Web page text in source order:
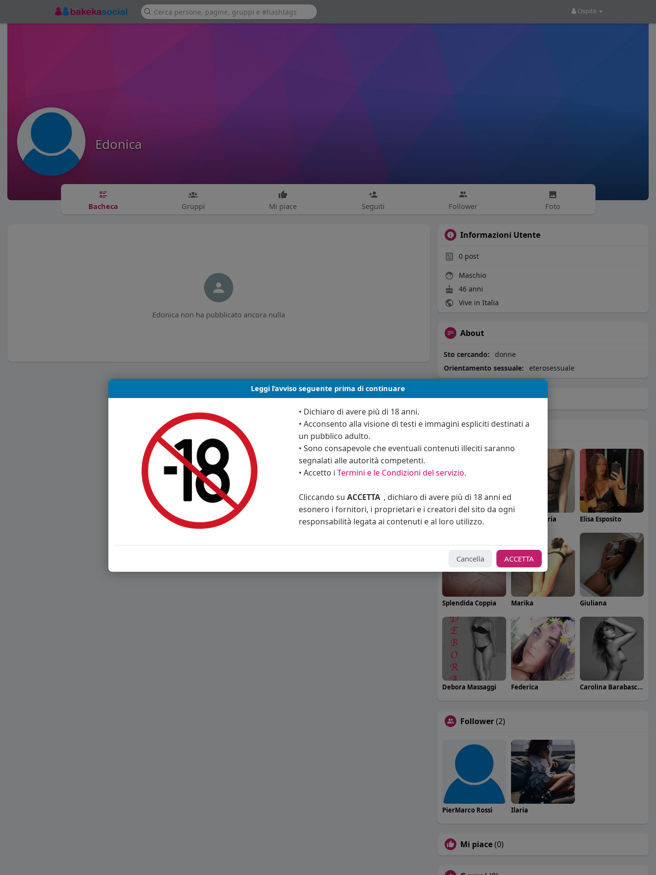
Ospite
Edonica
Bacheca Gruppi Mi piace Seguiti Follower Foto
Edonica non ha pubblicato ancora nulla
Informazioni Utente
0 post
Maschio
46 anni
Vive in Italia
About
Sto cercando:
donne
Orientamento sessuale:
eterosessuale
Album(0)
Seguiti (17)
Angelica Cattaneo callmevittoria Elisa Esposito
Splendida Coppia Marika Giuliana
Debora Massaggi Federica Carolina Barabaschi
Follower(2)
PierMarco Rossi Ilaria
Mi piace(0)
Leggi l’avviso seguente prima di continuare
• Dichiaro di avere più di 18 anni.
• Acconsento alla visione di testi e immagini espliciti destinati a
un pubblico adulto.
• Sono consapevole che eventuali contenuti illeciti saranno
segnalati alle autorità competenti.
• Accetto i Termini e le Condizioni del servizio.
Cliccando su ACCETTA , dichiaro di avere più di 18 anni ed
esonero i fornitori, i proprietari e i creatori del sito da ogni
responsabilità legata ai contenuti e al loro utilizzo.
Cancella ACCETTA